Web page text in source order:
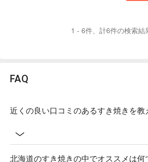
1 - 6件、計6件の検索結
FAQ
近くの良い口コミのあるすき焼きを教
北海道のすき焼きの中でオススメは何